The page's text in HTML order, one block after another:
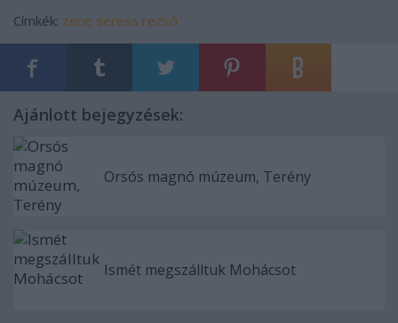
Címkék: zene seress rezső
Ajánlott bejegyzések:
Orsós magnó múzeum, Terény
Ismét megszálltuk Mohácsot